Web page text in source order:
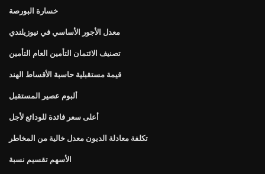
خسارة البورصة
معدل الأجور الأساسي في نيوزيلندي
تصنيف الائتمان التأمين العام التأمين
قيمة مستقبلية حاسبة الأقساط الهند
ألبوم عصير المستقبل
أعلى سعر فائدة للودائع لأجل
تكلفة معادلة الديون معدل خالية من المخاطر
الأسهم تقسيم نسبة